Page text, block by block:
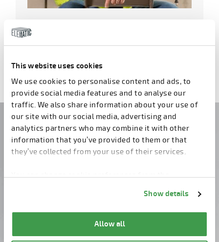
This website uses cookies
We use cookies to personalise content and ads, to
provide social media features and to analyse our
traffic. We also share information about your use of
our site with our social media, advertising and
analytics partners who may combine it with other
information that you’ve provided to them or that
they’ve collected from your use of their services.
You can change cookie preferences from the
Show details
Allow all
Mike Wolff
Solicite nosso boletim
informativo ou entre em